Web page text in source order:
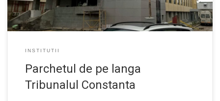
INSTITUTII
Parchetul de pe langa
Tribunalul Constanta